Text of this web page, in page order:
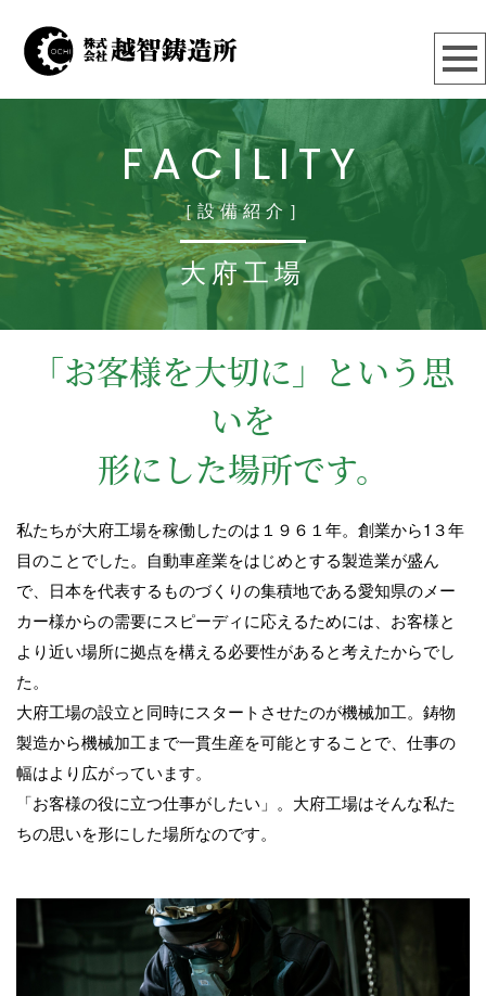
FACILITY
［設備紹介］
大府工場
「お客様を大切に」という思
いを
形にした場所です。
私たちが大府工場を稼働したのは１９６１年。創業から1３年
目のことでした。自動車産業をはじめとする製造業が盛ん
で、日本を代表するものづくりの集積地である愛知県のメー
カー様からの需要にスピーディに応えるためには、お客様と
より近い場所に拠点を構える必要性があると考えたからでし
た。
大府工場の設立と同時にスタートさせたのが機械加工。鋳物
製造から機械加工まで一貫生産を可能とすることで、仕事の
幅はより広がっています。
「お客様の役に立つ仕事がしたい」。大府工場はそんな私た
ちの思いを形にした場所なのです。